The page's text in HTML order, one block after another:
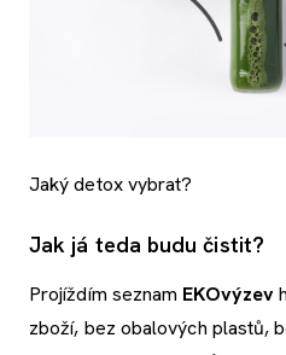
Jaký detox vybrat?
Jak já teda budu čistit?
Projíždím seznam EKOvýzev
zboží, bez obalových plastů,